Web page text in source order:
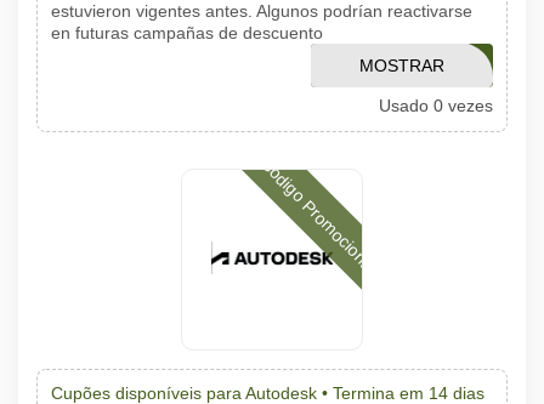
estuvieron vigentes antes. Algunos podrían reactivarse
en futuras campañas de descuento
AMTRL
MOSTRAR
CÓDIGO
Usado 0 vezes
Código Promocional
Cupões disponíveis para Autodesk • Termina em 14 dias